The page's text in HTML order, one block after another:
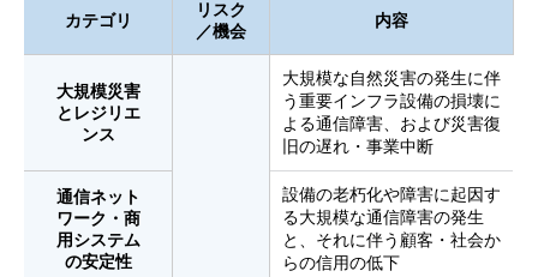
カテゴリ
リスク
／機会
内容
大規模災害
と レジリエ
ンス
大規模な自然災害の発生に伴
う重要インフラ設備の損壊に
よる通信障害、および災害復
旧の遅れ・事業中断
通信ネット
ワーク・ 商
用システム
の安定性
設備の老朽化や障害に起因す
る大規模な通信障害の発生
と、それに伴う顧客・社会か
らの信用の低下